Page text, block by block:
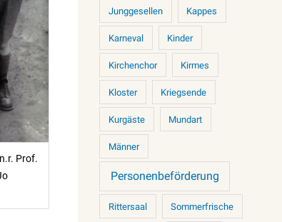
Prof.
Junggesellen Kappes
Karneval Kinder
Kirchenchor Kirmes
Kloster Kriegsende
Kurgäste Mundart
Männer
Personenbeförderung
Rittersaal Sommerfrische